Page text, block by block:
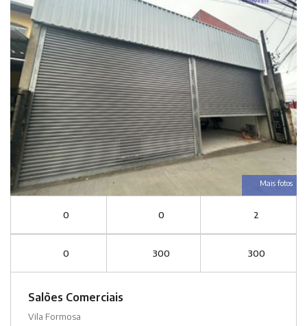
Mais fotos
0 0 2
0 300 300
Salões Comerciais
Vila Formosa